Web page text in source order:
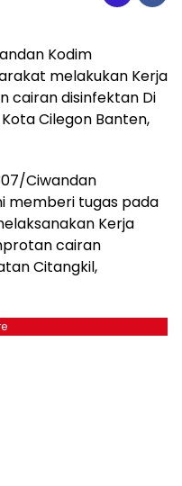
Kodim
melakukan Kerja
cairan disinfektan Di
Cilegon Banten,
Ciwandan
memberi tugas pada
Kerja
cairan
Citangkil,